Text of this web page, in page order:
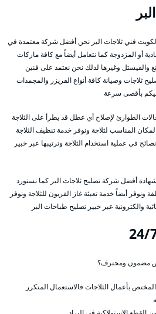
فني ثلاجات البر نحن أفضل شركة معتمدة في
أو المزدوجة كما نتعامل أيضاً مع كافة ماركات
والفيستل وغيرها لذلك نحن نعتمد على فنين
ثلاجات وصيانة كافة أنواع الفريزر والمجمدات
بأقصى سرعة
الطوارئ لإصلاح أي عطل قد يطرأ على الثلاجة
المناسب لثلاجة ونوفر خدمة تنظيف الثلاجة
في عملية استخدام الثلاجة وترتيبها عبر خبير
أفضل شركة تصليح ثلاجات البر كما نستورد
ونوفر أيضاً خدمة تعبئة غاز الفريون للثلاجة ونوفر
والكترونية عبر خبير تصليح طباخات البر
مضمون ومحترف؟
بأعمال الثلاجات فالاستعمال المتكرر